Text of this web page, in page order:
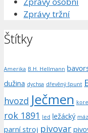
Zprávy tržní
Štítky
Amerika B.H. Hellmann
dužina dychsa dřevěný špunt
hvozd Ječmen
rok 1891 led ležácký máz
parní stroj pivovar